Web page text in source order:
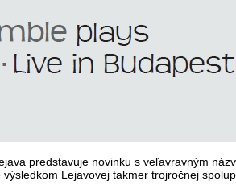
predstavuje novinku s veľavravným
Lejavovej takmer trojročnej